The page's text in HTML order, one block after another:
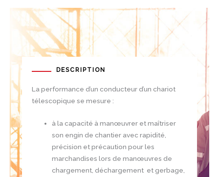
DESCRIPTION
La performance d’un conducteur d’un chariot
télescopique se mesure :
à la capacité à manœuvrer et maîtriser
son engin de chantier avec rapidité,
précision et précaution pour les
marchandises lors de manœuvres de
chargement, déchargement et gerbage,